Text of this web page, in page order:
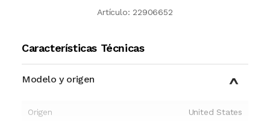
Artículo: 22906652
Características Técnicas
Modelo y origen
Origen United States